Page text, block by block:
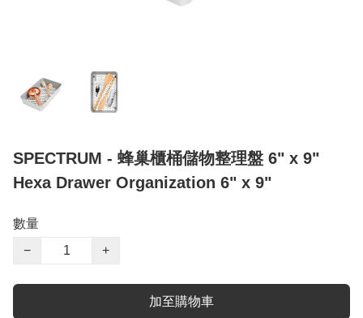
SPECTRUM - 蜂巢櫃桶儲物整理盤 6" x 9"
Hexa Drawer Organization 6" x 9"
數量
−
+
加至購物車